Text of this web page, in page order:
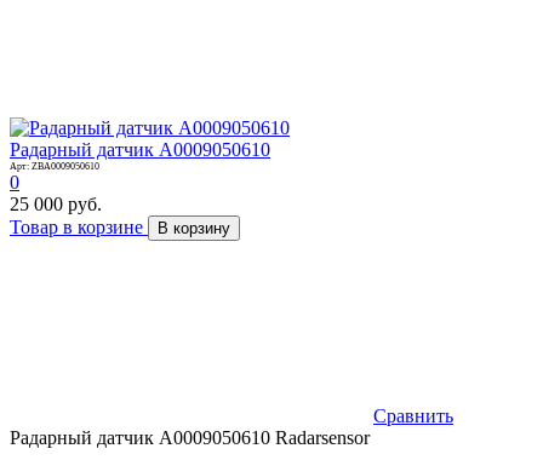
Радарный датчик A0009050610
Арт: ZBA0009050610
0
25 000 руб.
Товар в корзине
В корзину
Сравнить
Радарный датчик A0009050610 Radarsensor